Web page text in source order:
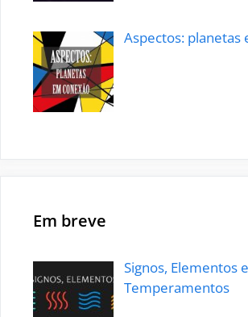
Aspectos: planetas
Em breve
Signos, Elementos e
Temperamentos